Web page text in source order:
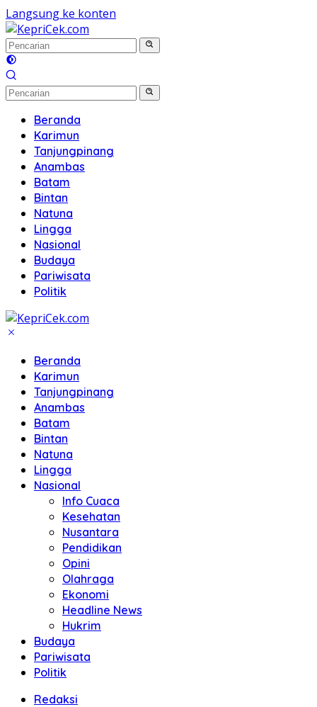
Langsung ke konten
Beranda
Karimun
Tanjungpinang
Anambas
Batam
Bintan
Natuna
Lingga
Nasional
Budaya
Pariwisata
Politik
Beranda
Karimun
Tanjungpinang
Anambas
Batam
Bintan
Natuna
Lingga
Nasional
Info Cuaca
Kesehatan
Nusantara
Pendidikan
Opini
Olahraga
Ekonomi
Headline News
Hukrim
Budaya
Pariwisata
Politik
Redaksi